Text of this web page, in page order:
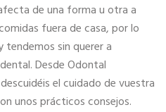
de una forma u otra a
fuera de casa, por lo
tendemos sin querer a
Desde Odontal
el cuidado de vuestra
unos prácticos consejos.